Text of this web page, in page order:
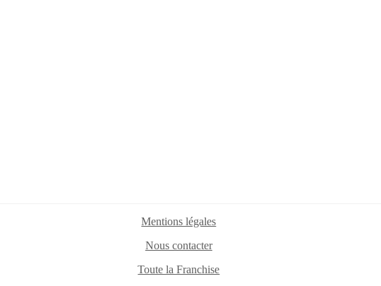
Mentions légales
Nous contacter
Toute la Franchise